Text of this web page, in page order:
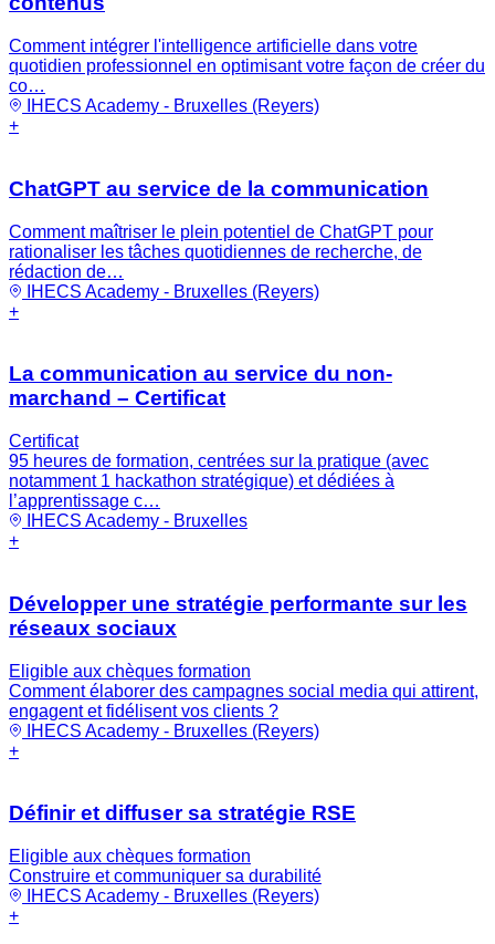
Comment intégrer l'intelligence artificielle dans votre
quotidien professionnel en optimisant votre façon de créer du
co…
IHECS Academy - Bruxelles (Reyers)
+
ChatGPT au service de la communication
Comment maîtriser le plein potentiel de ChatGPT pour
rationaliser les tâches quotidiennes de recherche, de
rédaction de…
IHECS Academy - Bruxelles (Reyers)
+
La communication au service du non-
marchand – Certificat
Certificat
95 heures de formation, centrées sur la pratique (avec
notamment 1 hackathon stratégique) et dédiées à
l’apprentissage c…
IHECS Academy - Bruxelles
+
Développer une stratégie performante sur les
réseaux sociaux
Eligible aux chèques formation
Comment élaborer des campagnes social media qui attirent,
engagent et fidélisent vos clients ?
IHECS Academy - Bruxelles (Reyers)
+
Définir et diffuser sa stratégie RSE
Eligible aux chèques formation
Construire et communiquer sa durabilité
IHECS Academy - Bruxelles (Reyers)
+